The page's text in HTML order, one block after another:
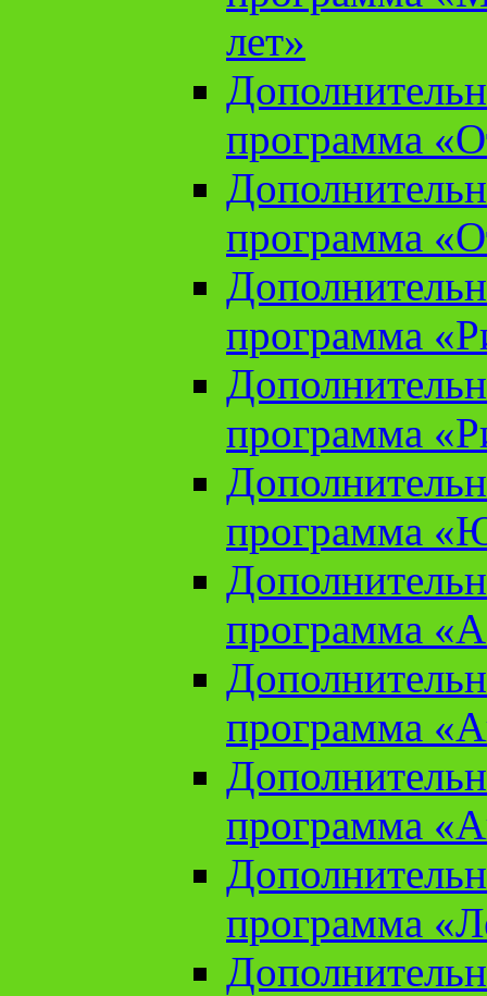
лет»
программа
программа
программа
программа
программа
программа
программа
программа
программа